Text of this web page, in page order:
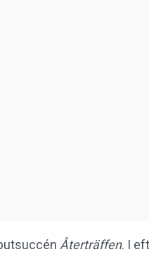
Återträffen. I